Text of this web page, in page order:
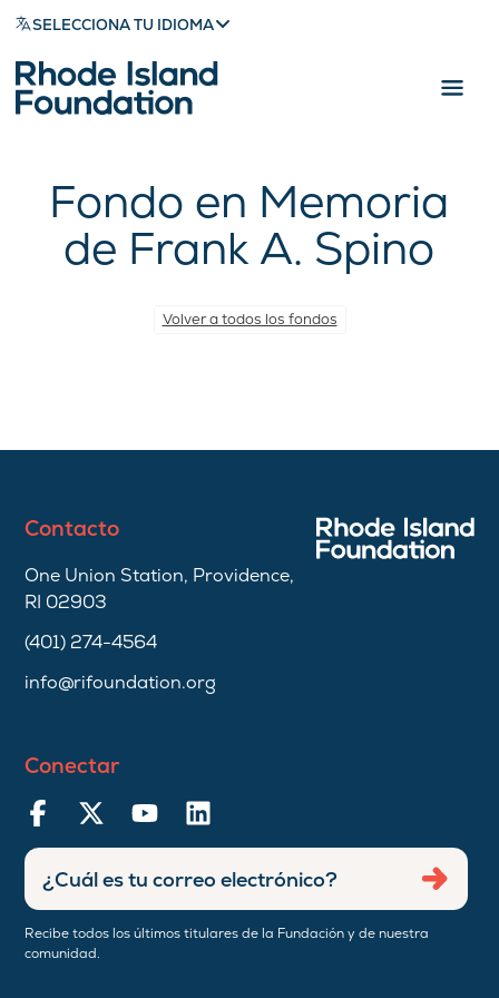
SELECCIONA TU IDIOMA
Fondo en Memoria
de Frank A. Spino
Volver a todos los fondos
Contacto
One Union Station, Providence,
RI 02903
(401) 274-4564
info@rifoundation.org
Conectar
Recibe todos los últimos titulares de la Fundación y de nuestra
comunidad.
Ingresar
dirección
de
correo
Enviar